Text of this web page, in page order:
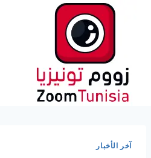
آخر الأخبار